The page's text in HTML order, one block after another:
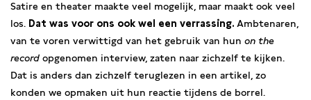
Satire en theater maakte veel mogelijk, maar maakt ook veel
los. Dat was voor ons ook wel een verrassing. Ambtenaren,
van te voren verwittigd van het gebruik van hun on the
record opgenomen interview, zaten naar zichzelf te kijken.
Dat is anders dan zichzelf teruglezen in een artikel, zo
konden we opmaken uit hun reactie tijdens de borrel.